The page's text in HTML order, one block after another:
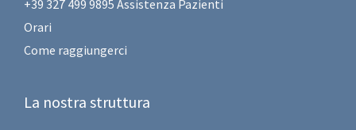
+39 327 499 9895 Assistenza Pazienti
Orari
Come raggiungerci
La nostra struttura